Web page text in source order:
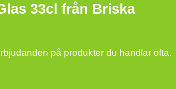
33cl från Briska
på produkter du handlar ofta.